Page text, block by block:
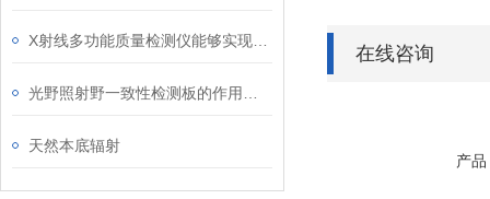
天然本底辐射
在线咨询
产品